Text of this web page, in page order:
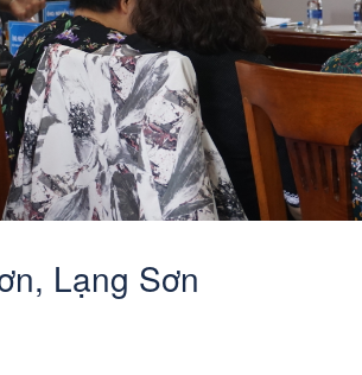
Lạng Sơn